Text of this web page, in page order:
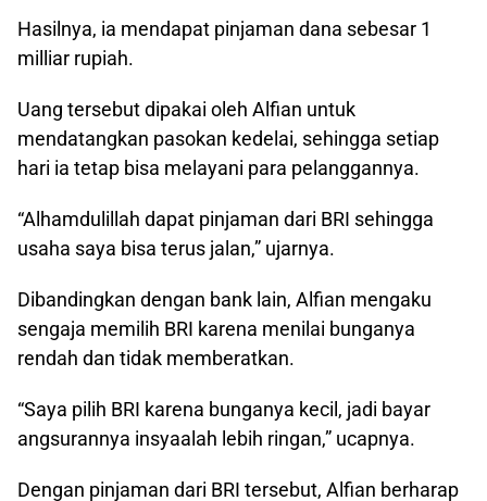
Hasilnya, ia mendapat pinjaman dana sebesar 1
milliar rupiah.
Uang tersebut dipakai oleh Alfian untuk
mendatangkan pasokan kedelai, sehingga setiap
hari ia tetap bisa melayani para pelanggannya.
“Alhamdulillah dapat pinjaman dari BRI sehingga
usaha saya bisa terus jalan,” ujarnya.
Dibandingkan dengan bank lain, Alfian mengaku
sengaja memilih BRI karena menilai bunganya
rendah dan tidak memberatkan.
“Saya pilih BRI karena bunganya kecil, jadi bayar
angsurannya insyaalah lebih ringan,” ucapnya.
Dengan pinjaman dari BRI tersebut, Alfian berharap